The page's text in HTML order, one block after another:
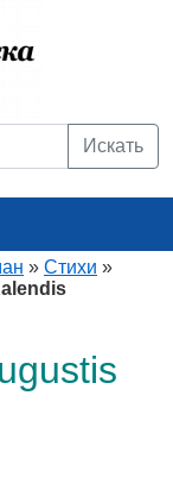
Искать
» Стихи »